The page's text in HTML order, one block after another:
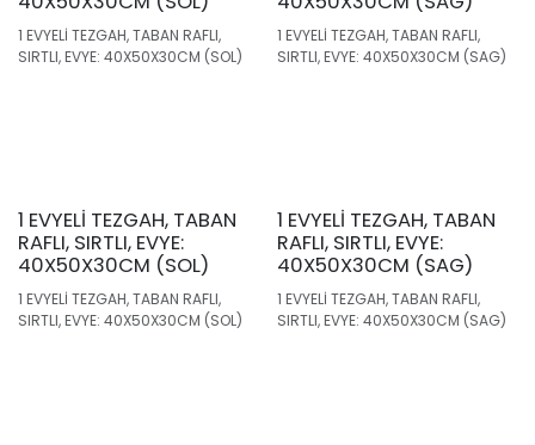
1 EVYELİ TEZGAH, TABAN RAFLI,
SIRTLI, EVYE: 40X50X30CM (SOL)
1 EVYELİ TEZGAH, TABAN RAFLI,
SIRTLI, EVYE: 40X50X30CM (SAG)
1 EVYELİ TEZGAH, TABAN
RAFLI, SIRTLI, EVYE:
40X50X30CM (SOL)
1 EVYELİ TEZGAH, TABAN RAFLI,
SIRTLI, EVYE: 40X50X30CM (SOL)
1 EVYELİ TEZGAH, TABAN
RAFLI, SIRTLI, EVYE:
40X50X30CM (SAG)
1 EVYELİ TEZGAH, TABAN RAFLI,
SIRTLI, EVYE: 40X50X30CM (SAG)